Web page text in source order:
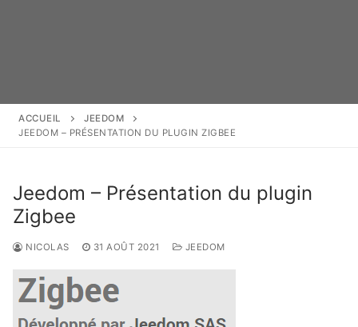
ACCUEIL
JEEDOM
JEEDOM – PRÉSENTATION DU PLUGIN ZIGBEE
Jeedom – Présentation du plugin
Zigbee
NICOLAS 31 AOÛT 2021 JEEDOM